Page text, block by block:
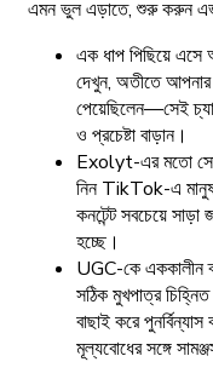
এমন ভুল এড়াতে, শুরু করুন
এক ধাপ পিছিয়ে এসে
দেখুন, অতীতে আপনার
পেয়েছিলেন—সেই
ও প্রচেষ্টা বাড়ান।
Exolyt-এর মতো
নিন TikTok-এ মানুষ
কনটেন্ট সবচেয়ে
হচ্ছে।
UGC-কে এককালীন
সঠিক মুখপাত্র
বাছাই করে
মূল্যবোধের সঙ্গে